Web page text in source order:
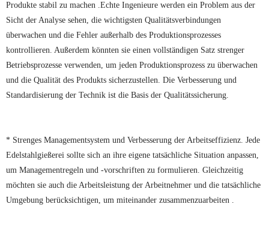
Produkte stabil zu machen .Echte Ingenieure werden ein Problem aus der
Sicht der Analyse sehen, die wichtigsten Qualitätsverbindungen
überwachen und die Fehler außerhalb des Produktionsprozesses
kontrollieren. Außerdem könnten sie einen vollständigen Satz strenger
Betriebsprozesse verwenden, um jeden Produktionsprozess zu überwachen
und die Qualität des Produkts sicherzustellen. Die Verbesserung und
Standardisierung der Technik ist die Basis der Qualitätssicherung.
* Strenges Managementsystem und Verbesserung der Arbeitseffizienz. Jede
Edelstahlgießerei sollte sich an ihre eigene tatsächliche Situation anpassen,
um Managementregeln und -vorschriften zu formulieren. Gleichzeitig
möchten sie auch die Arbeitsleistung der Arbeitnehmer und die tatsächliche
Umgebung berücksichtigen, um miteinander zusammenzuarbeiten .